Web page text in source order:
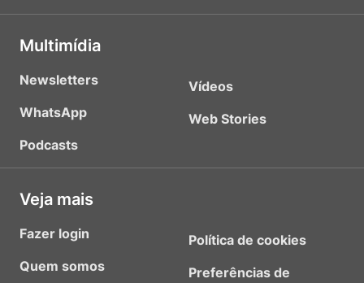
Multimídia
Newsletters
WhatsApp
Podcasts
Vídeos
Web Stories
Veja mais
Fazer login
Quem somos
Política de cookies
Preferências de